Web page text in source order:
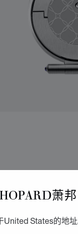
萧邦
United States的地